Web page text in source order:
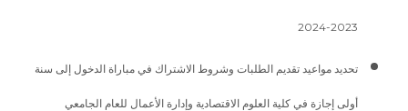
2023-2024
تحديد مواعيد تقديم الطلبات وشروط الاشتراك في مباراة الدخول إلى سنة
أولى إجازة في كلية العلوم الاقتصادية وإدارة الأعمال للعام الجامعي